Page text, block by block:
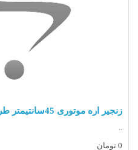
زنجیر اره موتوری 45سانتیمتر طرح اشتیل STIHL
..
0 تومان